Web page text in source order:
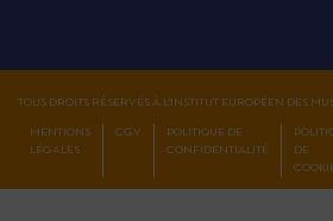
TOUS DROITS RÉSERVÉS À L'INSTITUT EUROPÉEN DES
MENTIONS
LÉGALES
CGV
POLITIQUE DE
CONFIDENTIALITÉ
DE